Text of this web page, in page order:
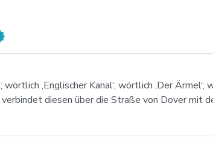
‚Englischer Kanal‘; wörtlich ‚Der Ärmel‘;
diesen über die Straße von Dover mit